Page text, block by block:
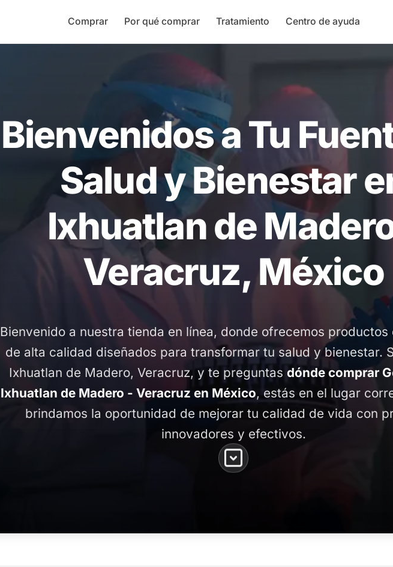
Comprar Por qué comprar Tratamiento Centro de ayuda
Bienvenidos a Tu
Salud y Bienestar
Ixhuatlan de
Veracruz, México
Bienvenido a nuestra tienda en línea, donde ofrecemos productos
de alta calidad diseñados para transformar tu salud y bienestar.
Ixhuatlan de Madero, Veracruz, y te preguntas dónde comprar
Ixhuatlan de Madero - Veracruz en México, estás en el lugar
brindamos la oportunidad de mejorar tu calidad de vida con
innovadores y efectivos.